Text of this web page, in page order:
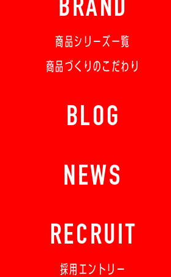
BRAND
商品シリーズ一覧
商品づくりのこだわり
BLOG
NEWS
RECRUIT
採用エントリー